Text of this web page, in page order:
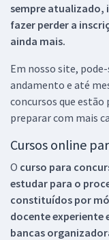
sempre atualizado,
fazer perder a
ainda mais.
Em nosso site,
andamento e até
concursos que estão
preparar com mais
Cursos online
O curso para
estudar para o
constituídos por
docente experiente
bancas